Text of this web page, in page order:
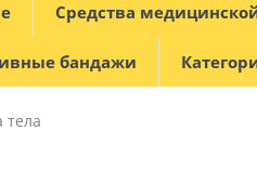
Средства
бандажи
тела